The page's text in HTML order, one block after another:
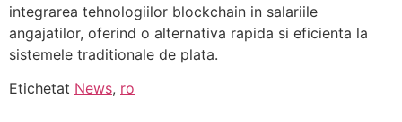
integrarea tehnologiilor blockchain in salariile
angajatilor, oferind o alternativa rapida si eficienta la
sistemele traditionale de plata.
Etichetat News, ro